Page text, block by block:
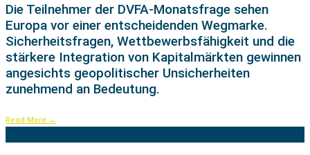
Die Teilnehmer der DVFA-Monatsfrage sehen
Europa vor einer entscheidenden Wegmarke.
Sicherheitsfragen, Wettbewerbsfähigkeit und die
stärkere Integration von Kapitalmärkten gewinnen
angesichts geopolitischer Unsicherheiten
zunehmend an Bedeutung.
Read More →